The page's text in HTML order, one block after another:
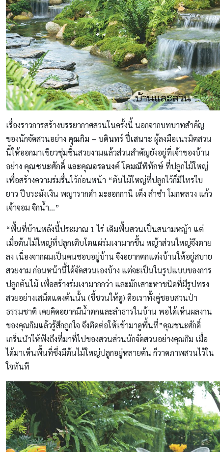
เรื่องราวการสร้างบรรยากาศสวนในครั้งนี้ นอกจากบทบาทสำคัญ
ของนักจัดสวนอย่าง คุณกิม – บดินทร์ ปี่เสนาะ ผู้ลงมือเนรมิตสวน
นี้ให้ออกมาเขียวชุ่มชื้นสวยงามแล้วส่วนสำคัญยังอยู่ที่เจ้าของบ้าน
อย่าง คุณชนะศักดิ์ และคุณอรอนงค์ โตมณีพิทักษ์ที่ปลูกไม้ใหญ่
เพื่อสร้างความร่มรื่นไว้ก่อนหน้า “ต้นไม้ใหญ่ที่ปลูกไว้ก็มีไทรใบ
ยาว ปีบระฆังเงิน พญารากดำ มะฮอกกานี เต็ง ล่ำซำ โมกหลวง แก้ว
เจ้าจอม จิกน้ำ…”
“พื้นที่บ้านหลังนี้ประมาณ 1 ไร่ เดิมพื้นสวนเป็นสนามหญ้า แต่
เมื่อต้นไม้ใหญ่ที่ปลูกเติบโตแผ่ร่มเงามากขึ้น หญ้าส่วนใหญ่จึงตาย
ลง เนื่องจากผมเป็นคนชอบอยู่บ้าน จึงอยากตกแต่งบ้านให้อยู่สบาย
สวยงาม ก่อนหน้านี้ได้จัดสวนเองบ้าง แต่จะเป็นในรูปแบบของการ
ปลูกต้นไม้ เพื่อสร้างร่มเงามากกว่า และมักเสาะหาชนิดที่มีรูปทรง
สวยอย่างเสม็ดแดงต้นนั้น (ชี้ชวนให้ดู) คือเราทั้งคู่ชอบสวนป่า
ธรรมชาติ เคยคิดอยากมีน้ำตกและลำธารในบ้าน พอได้เห็นผลงาน
ของคุณกิมแล้วรู้สึกถูกใจ จึงติดต่อให้เข้ามาดูพื้นที่”คุณชนะศักดิ์
เกริ่นนำให้ฟังถึงที่มาที่ไปของสวนส่วนนักจัดสวนอย่างคุณกิม เมื่อ
ได้มาเห็นพื้นที่ซึ่งมีต้นไม้ใหญ่ปลูกอยู่หลายต้น ก็วาดภาพสวนไว้ใน
ใจทันที